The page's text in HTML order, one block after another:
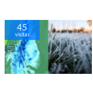
45
visitas